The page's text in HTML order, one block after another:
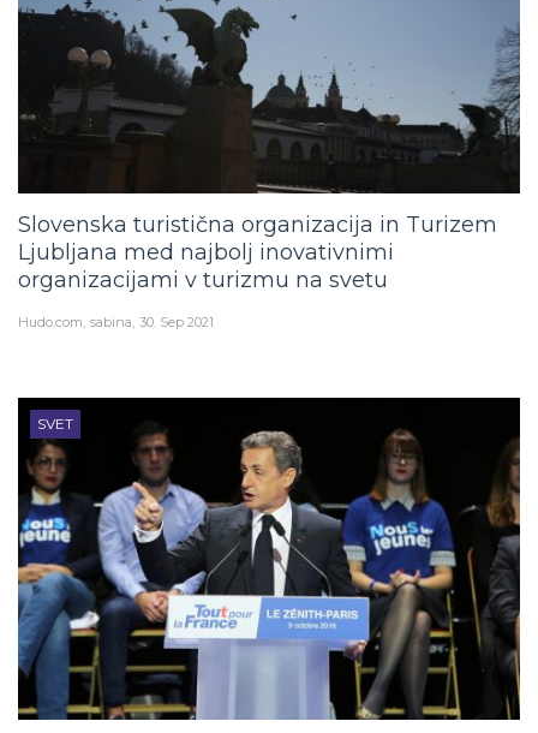
Slovenska turistična organizacija in Turizem
Ljubljana med najbolj inovativnimi
organizacijami v turizmu na svetu
Hudo.com sabina 30. Sep 2021
SVET